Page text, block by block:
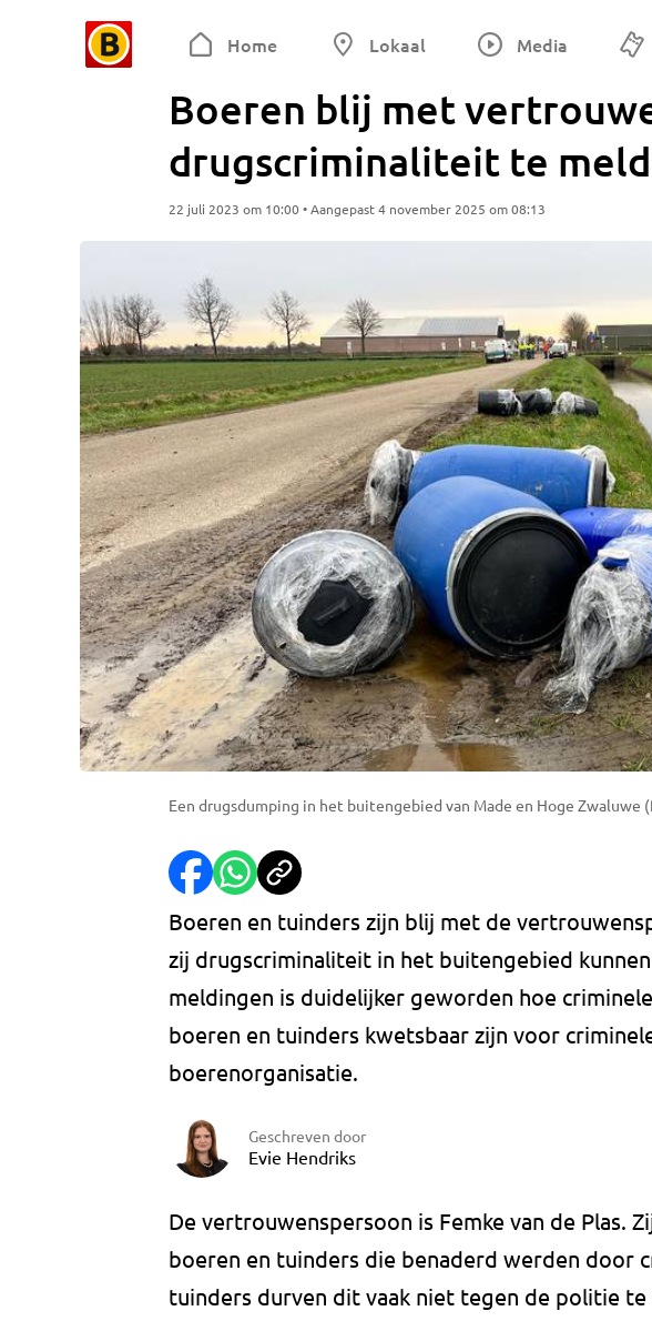
Home Lokaal Media
Boeren blij met
drugscriminaliteit te
22 juli 2023 om 10:00 • Aangepast 4 november 2025 om 08:13
Een drugsdumping in het buitengebied van Made en Hoge Zwaluwe
Boeren en tuinders zijn blij met de
zij drugscriminaliteit in het buitengebied
meldingen is duidelijker geworden hoe
boeren en tuinders kwetsbaar zijn voor
boerenorganisatie.
Geschreven door
Evie Hendriks
De vertrouwenspersoon is Femke van de Plas.
boeren en tuinders die benaderd werden door
tuinders durven dit vaak niet tegen de politie te